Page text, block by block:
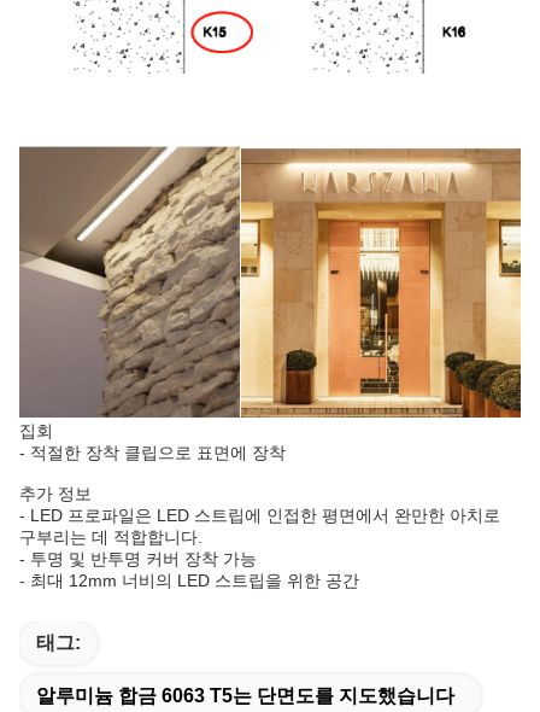
집회
- 적절한 장착 클립으로 표면에 장착
추가 정보
- LED 프로파일은 LED 스트립에 인접한 평면에서 완만한 아치로
구부리는 데 적합합니다.
- 투명 및 반투명 커버 장착 가능
- 최대 12mm 너비의 LED 스트립을 위한 공간
태그:
알루미늄 합금 6063 T5는 단면도를 지도했습니다